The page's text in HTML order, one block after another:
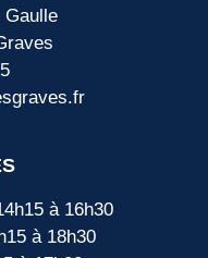
Gaulle
à 16h30
à 18h30